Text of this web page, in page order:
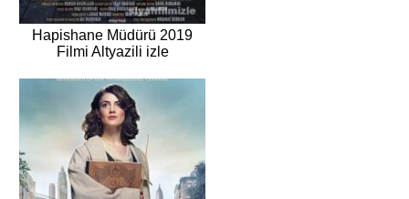
Hapishane Müdürü 2019
Filmi Altyazili izle